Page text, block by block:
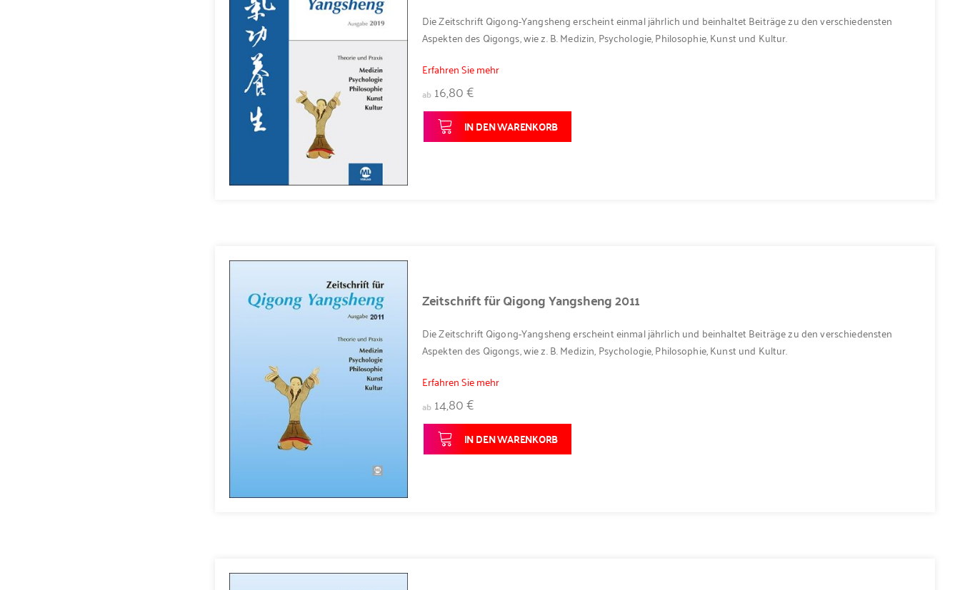
Die Zeitschrift Qigong-Yangsheng erscheint einmal jährlich und beinhaltet Beiträge zu den verschiedensten
Aspekten des Qigongs, wie z. B. Medizin, Psychologie, Philosophie, Kunst und Kultur.
Erfahren Sie mehr
ab 16,80 €
IN DEN WARENKORB
Zeitschrift für Qigong Yangsheng 2011
Die Zeitschrift Qigong-Yangsheng erscheint einmal jährlich und beinhaltet Beiträge zu den verschiedensten
Aspekten des Qigongs, wie z. B. Medizin, Psychologie, Philosophie, Kunst und Kultur.
Erfahren Sie mehr
ab 14,80 €
IN DEN WARENKORB